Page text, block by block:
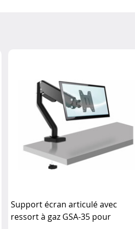
Support écran articulé avec
ressort à gaz GSA-35 pour